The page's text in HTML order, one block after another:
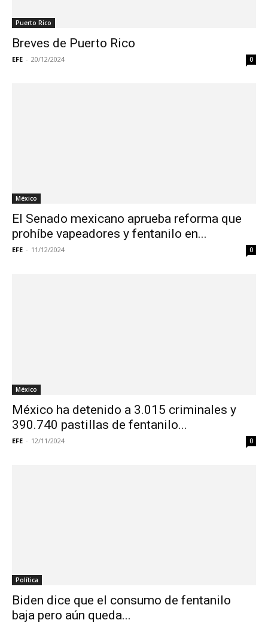
Puerto Rico
Breves de Puerto Rico
EFE - 20/12/2024 0
México
El Senado mexicano aprueba reforma que
prohíbe vapeadores y fentanilo en...
EFE - 11/12/2024 0
México
México ha detenido a 3.015 criminales y
390.740 pastillas de fentanilo...
EFE - 12/11/2024 0
Política
Biden dice que el consumo de fentanilo
baja pero aún queda...